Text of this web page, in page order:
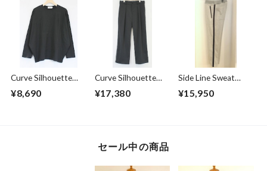
Curve Silhouette
Cut & Sewn Black
¥8,690
Curve Silhouette
Slacks Pants
Charcoal
¥17,380
Side Line Sweat
Tapered Pants
Gray
¥15,950
セール中の商品